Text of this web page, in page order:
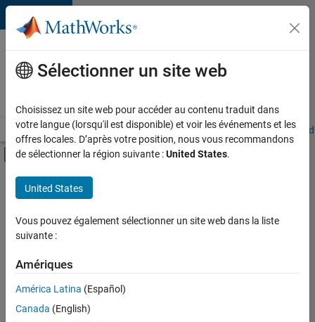
Passer au contenu
Votre
carrière
chez
Accueil Explorer nos opportunités Adresses de nos bureaux
Activer/désactiver l'affichage du menu
Contenu principal
FILTRER PAR
Ventes commerciales
Support client
Ventes internes
Actuellement,
aucune
Sélectionner un site web
Choisissez un site web pour accéder au contenu traduit dans
votre langue (lorsqu'il est disponible) et voir les événements et les
offres locales. D’après votre position, nous vous recommandons
de sélectionner la région suivante :United States.
United States
Vous pouvez également sélectionner un site web dans la liste
suivante :
Amériques
América Latina (Español)
Canada (English)